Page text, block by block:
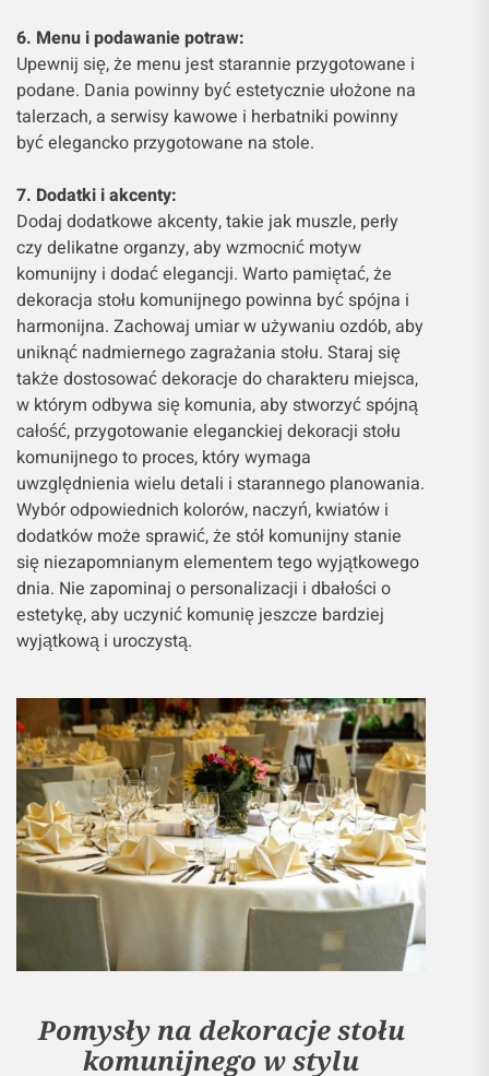
6. Menu i podawanie potraw:
Upewnij się, że menu jest starannie przygotowane i
podane. Dania powinny być estetycznie ułożone na
talerzach, a serwisy kawowe i herbatniki powinny
być elegancko przygotowane na stole.
7. Dodatki i akcenty:
Dodaj dodatkowe akcenty, takie jak muszle, perły
czy delikatne organzy, aby wzmocnić motyw
komunijny i dodać elegancji. Warto pamiętać, że
dekoracja stołu komunijnego powinna być spójna i
harmonijna. Zachowaj umiar w używaniu ozdób, aby
uniknąć nadmiernego zagrażania stołu. Staraj się
także dostosować dekoracje do charakteru miejsca,
w którym odbywa się komunia, aby stworzyć spójną
całość, przygotowanie eleganckiej dekoracji stołu
komunijnego to proces, który wymaga
uwzględnienia wielu detali i starannego planowania.
Wybór odpowiednich kolorów, naczyń, kwiatów i
dodatków może sprawić, że stół komunijny stanie
się niezapomnianym elementem tego wyjątkowego
dnia. Nie zapominaj o personalizacji i dbałości o
estetykę, aby uczynić komunię jeszcze bardziej
wyjątkową i uroczystą.
Pomysły na dekoracje stołu
komunijnego w stylu